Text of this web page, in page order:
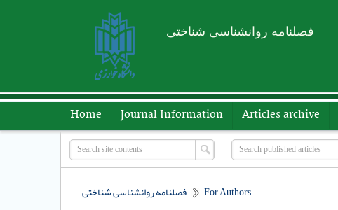
فصلنامه روانشناسی شناختی
Home Journal Information Articles archive
فصلنامه روانشناسی شناختی For Authors